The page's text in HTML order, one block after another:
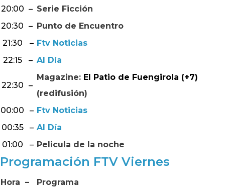
20:00 – Serie Ficción
20:30 – Punto de Encuentro
21:30
– Ftv Noticias
22:15
– Al Día
22:30 –
Magazine: El Patio de Fuengirola (+7)
(redifusión)
00:00
– Ftv Noticias
00:35
– Al Día
01:00
– Pelicula de la noche
Programación FTV Viernes
Hora –
Programa